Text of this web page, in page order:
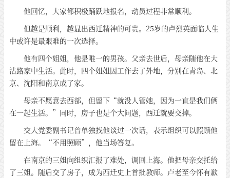
他回忆，大家都积极踊跃地报名，动员过程非常顺利。
但越是顺利，越显出西迁精神的可贵。25岁的卢烈英面临人生
中或许是最艰难的一次选择。
他有四个姐姐，他是唯一的男孩。父亲去世后，母亲随他在大
沽路家中生活。此时，四个姐姐因工作去了外地，分别在青岛、北
京、沈阳和南京成了家。
母亲不愿意去西部，但留下“就没人管她，因为一直是我们俩
在一起生活。”同时，房子也是个大问题，西迁就要交掉。
交大党委副书记曾单独找他谈过一次话，表示组织可以照顾他
留在上海。“不用照顾”，他当场答复。
在南京的三姐向组织汇报了难处，调回上海。他把母亲交托给
了三姐。随后交了房子，成为西迁史上首批教师。卢老至今怀有歉